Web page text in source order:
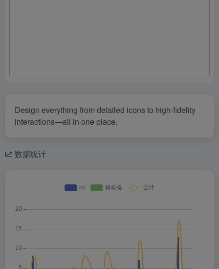
Design everything from detailed icons to high-fidelity
interactions—all in one place.
数据统计